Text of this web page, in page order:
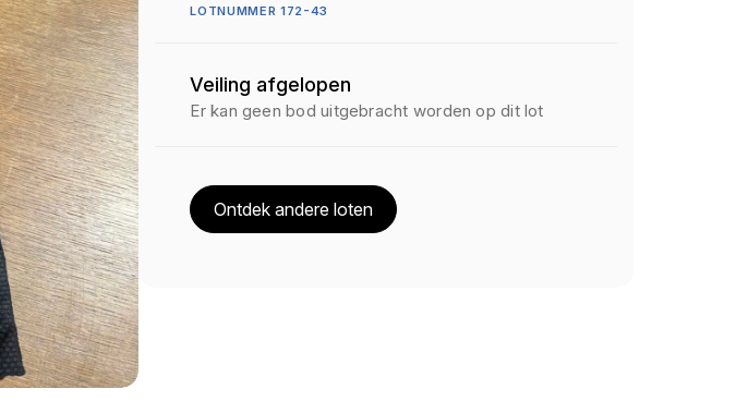
LOTNUMMER 172-43
Veiling afgelopen
Er kan geen bod uitgebracht worden op dit lot
Ontdek andere loten